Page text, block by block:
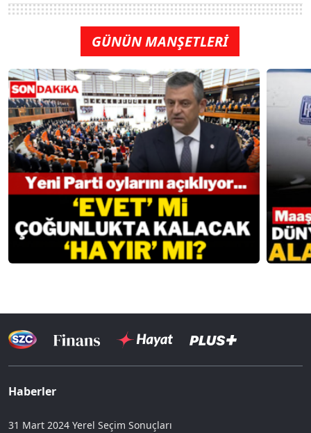
GÜNÜN MANŞETLERİ
Haberler
31 Mart 2024 Yerel Seçim Sonuçları